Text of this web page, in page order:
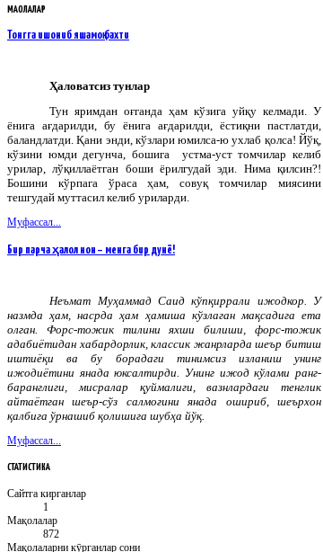
МАҚОЛАЛАР
Тонгга ишониб яшамоқ бахти
Ҳаловатсиз тунлар
Тун яримдан оғганда ҳам кўзига уйқу келмади. У
ёнига ағдарилди, бу ёнига ағдарилди, ёстиқни пастлатди,
баландлатди. Қани энди, кўзлари юмилса-ю ухлаб қолса! Йўқ,
кўзини юмди дегунча, бошига устма-уст томчилар келиб
урилар, лўқиллаётган боши ёрилгудай эди. Нима қилсин?!
Бошини кўрпага ўраса ҳам, совуқ томчилар миясини
тешгудай муттасил келиб уриларди.
Муфассал...
Бир парча ҳалол нон – менга бир дунё!
Неъмат Муҳаммад Саид кўпқиррали ижодкор
У
назмда ҳам, насрда ҳам ҳамиша кўзлаган мақсадига ета
олган. Форс-тожик тилини яхши билиши, форс-тожик
адабиётидан хабардорлик, классик жанрларда шеър битиш
иштиёқи ва бу борадаги тинимсиз изланиш унинг
ижодиётини янада юксалтирди. Унинг ижод кўлами ранг-
баранглиги, мисралар қуймалиги, вазнлардаги тенглик
айтаётган шеър-сўз салмоғини янада ошириб, шеърхон
қалбига ўрнашиб қолишига шубҳа йўқ.
Муфассал...
СТАТИСТИКА
Сайтга кирганлар
1
Мақолалар
872
Мақолаларни кӯрганлар сони